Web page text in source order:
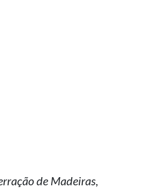
de Madeiras,